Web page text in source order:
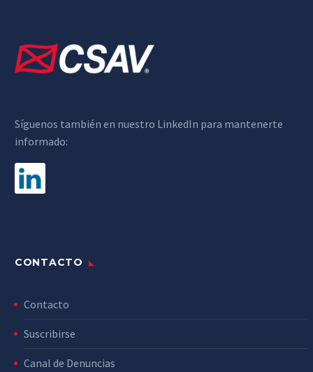
Síguenos también en nuestro LinkedIn para mantenerte
informado:
CONTACTO
Contacto
Suscribirse
Canal de Denuncias